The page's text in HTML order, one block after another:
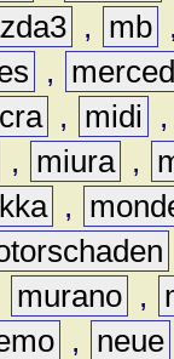
, mb
,
, midi
, miura ,
,
murano ,
, neue